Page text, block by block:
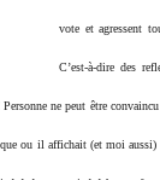
vote et agressent
C’est-à-dire des
ne peut être
ou il affichait (et moi